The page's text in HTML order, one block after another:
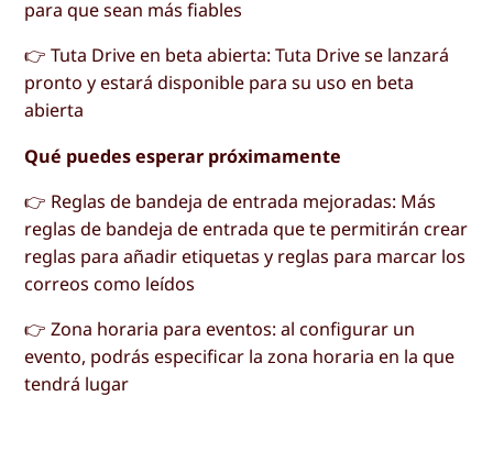
para que sean más fiables
👉 Tuta Drive en beta abierta: Tuta Drive se lanzará
pronto y estará disponible para su uso en beta
abierta
Qué puedes esperar próximamente
👉 Reglas de bandeja de entrada mejoradas: Más
reglas de bandeja de entrada que te permitirán crear
reglas para añadir etiquetas y reglas para marcar los
correos como leídos
👉 Zona horaria para eventos: al configurar un
evento, podrás especificar la zona horaria en la que
tendrá lugar